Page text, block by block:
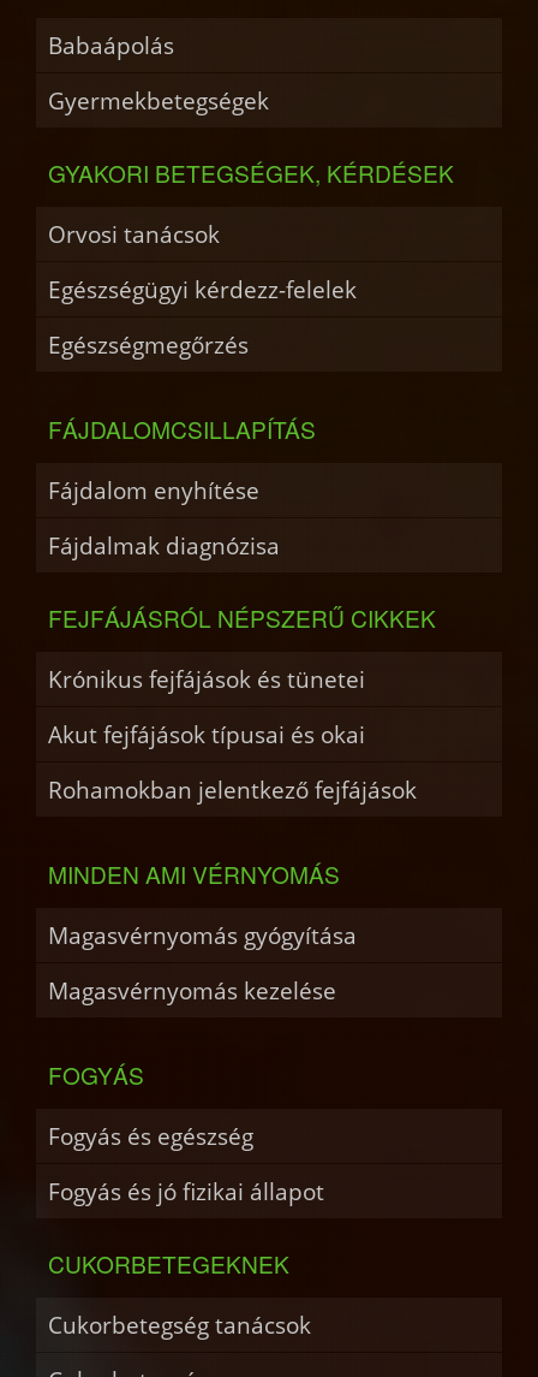
Babaápolás
Gyermekbetegségek
GYAKORI BETEGSÉGEK, KÉRDÉSEK
Orvosi tanácsok
Egészségügyi kérdezz-felelek
Egészségmegőrzés
FÁJDALOMCSILLAPÍTÁS
Fájdalom enyhítése
Fájdalmak diagnózisa
FEJFÁJÁSRÓL NÉPSZERŰ CIKKEK
Krónikus fejfájások és tünetei
Akut fejfájások típusai és okai
Rohamokban jelentkező fejfájások
MINDEN AMI VÉRNYOMÁS
Magasvérnyomás gyógyítása
Magasvérnyomás kezelése
FOGYÁS
Fogyás és egészség
Fogyás és jó fizikai állapot
CUKORBETEGEKNEK
Cukorbetegség tanácsok